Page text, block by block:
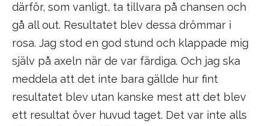
därför, som vanligt, ta tillvara på chansen och
gå all out. Resultatet blev dessa drömmar i
rosa. Jag stod en god stund och klappade mig
själv på axeln när de var färdiga. Och jag ska
meddela att det inte bara gällde hur fint
resultatet blev utan kanske mest att det blev
ett resultat över huvud taget. Det var inte alls